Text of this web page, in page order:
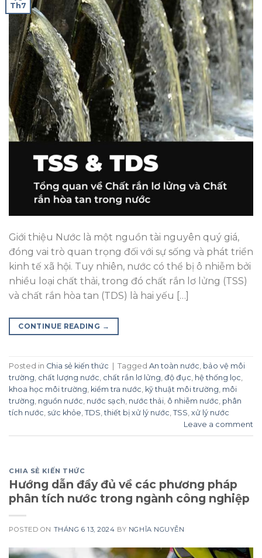
Th7
Giới thiệu Nước là một nguồn tài nguyên quý giá,
đóng vai trò quan trọng đối với sự sống và phát triển
kinh tế xã hội. Tuy nhiên, nước có thể bị ô nhiễm bởi
nhiều loại chất thải, trong đó chất rắn lơ lửng (TSS)
và chất rắn hòa tan (TDS) là hai yếu […]
CONTINUE READING →
Posted in Chia sẻ kiến thức Tagged An toàn nước, bảo vệ môi
trường, chất lượng nước, chất rắn lơ lửng, độ đục, hệ thống lọc,
khoa học môi trường, kiểm tra nước, kỹ thuật môi trường, môi
trường, nguồn nước, nước sạch, nước thải, ô nhiễm nước, phân
tích nước, sức khỏe, TDS,thiết bị xử lý nước, TSS, xử lý nước
Leave a comment
CHIA SẺ KIẾN THỨC
Hướng dẫn đầy đủ về các phương pháp
phân tích nước trong ngành công nghiệp
POSTED ON THÁNG 6 13, 2024 BY NGHĨA NGUYỄN